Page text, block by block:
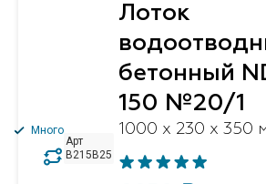
Арт
B215B25
Много
Лоток
бетонный
150 №20/1
1000 x 230 x 350